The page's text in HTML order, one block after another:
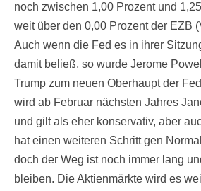
noch zwischen 1,00 Prozent und
weit über den 0,00 Prozent der EZB
Auch wenn die Fed es in ihrer
damit beließ, so wurde Jerome
Trump zum neuen Oberhaupt der
wird ab Februar nächsten Jahres
und gilt als eher konservativ, aber
hat einen weiteren Schritt gen
doch der Weg ist noch immer lang
bleiben. Die Aktienmärkte wird es